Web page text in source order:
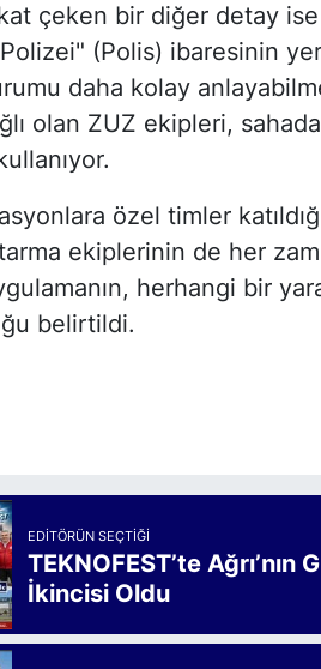
çeken bir diğer detay
(Polis) ibaresinin
daha kolay
olan ZUZ ekipleri,
özel timler
ekiplerinin de her
herhangi bir
belirtildi.
EDITÖRÜN SEÇTIĞI
TEKNOFEST’te Ağrı’nın
İkincisi Oldu